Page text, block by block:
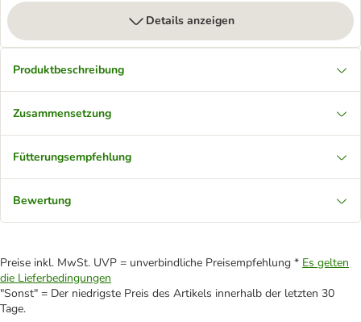
Details anzeigen
Produktbeschreibung
Zusammensetzung
Fütterungsempfehlung
Bewertung
Preise inkl. MwSt. UVP = unverbindliche Preisempfehlung * Es gelten
die Lieferbedingungen
"Sonst" = Der niedrigste Preis des Artikels innerhalb der letzten 30
Tage.